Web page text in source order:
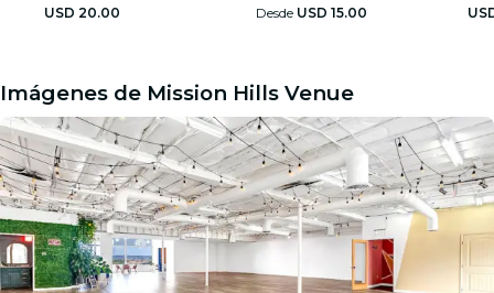
USD 20.00
Desde USD 15.00
Imágenes de Mission Hills Venue